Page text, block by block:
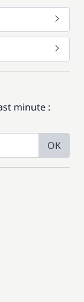
minute :
OK